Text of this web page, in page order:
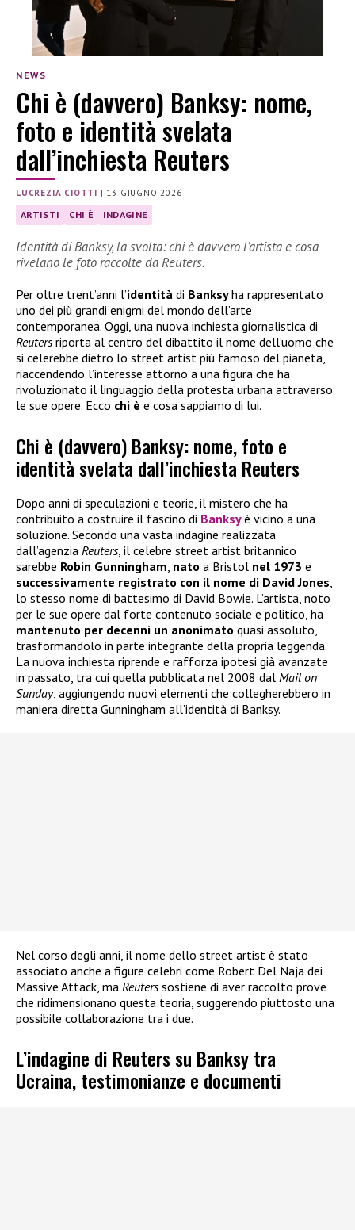
NEWS
Chi è (davvero) Banksy: nome,
foto e identità svelata
dall’inchiesta Reuters
LUCREZIA CIOTTI | 13 GIUGNO 2026
ARTISTI CHI È INDAGINE
Identità di Banksy, la svolta: chi è davvero l’artista e cosa
rivelano le foto raccolte da Reuters.
Per oltre trent’anni l’identità di Banksyha rappresentato
uno dei più grandi enigmi del mondo dell’arte
contemporanea. Oggi, una nuova inchiesta giornalistica di
Reutersriporta al centro del dibattito il nome dell’uomo che
si celerebbe dietro lo street artist più famoso del pianeta,
riaccendendo l’interesse attorno a una figura che ha
rivoluzionato il linguaggio della protesta urbana attraverso
le sue opere. Ecco chi è e cosa sappiamo di lui.
Chi è (davvero) Banksy: nome, foto e
identità svelata dall’inchiesta Reuters
Dopo anni di speculazioni e teorie, il mistero che ha
contribuito a costruire il fascino di Banksyè vicino a una
soluzione. Secondo una vasta indagine realizzata
dall’agenzia Reuters, il celebre street artist britannico
sarebbe Robin Gunningham nato a Bristol nel 1973 e
successivamente registrato con il nome di David Jones
lo stesso nome di battesimo di David Bowie. L’artista, noto
per le sue opere dal forte contenuto sociale e politico, ha
mantenuto per decenni un anonimato quasi assoluto,
trasformandolo in parte integrante della propria leggenda.
La nuova inchiesta riprende e rafforza ipotesi già avanzate
in passato, tra cui quella pubblicata nel 2008 dal Mail on
Sunday, aggiungendo nuovi elementi che collegherebbero in
maniera diretta Gunningham all’identità di Banksy.
Nel corso degli anni, il nome dello street artist è stato
associato anche a figure celebri come Robert Del Naja dei
Massive Attack, ma Reuterssostiene di aver raccolto prove
che ridimensionano questa teoria, suggerendo piuttosto una
possibile collaborazione tra i due.
L’indagine di Reuters su Banksy tra
Ucraina, testimonianze e documenti